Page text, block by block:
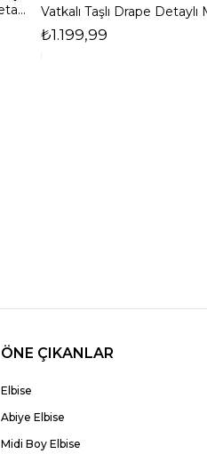
Dökümlü Pelerin Kol Pencere Detaylı Maxi Siyah Arlev Kadın Elbise 26Y511
₺1.199,99
ÖNE ÇIKANLAR
Elbise
Abiye Elbise
Midi Boy Elbise